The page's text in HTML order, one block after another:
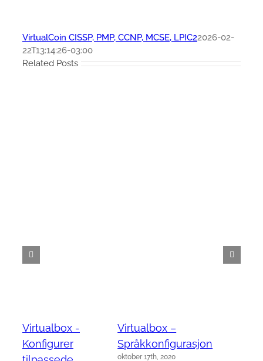
VirtualCoin CISSP, PMP, CCNP, MCSE, LPIC22026-02-
22T13:14:26-03:00
Related Posts
Virtualbox -
Konfigurer
Virtualbox –
Språkkonfigurasjon
oktober 17th, 2020